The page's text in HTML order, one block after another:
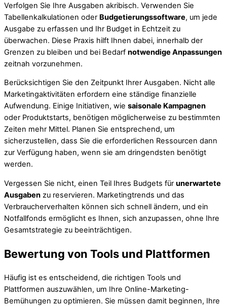
Verfolgen Sie Ihre Ausgaben akribisch. Verwenden Sie
Tabellenkalkulationen oder Budgetierungssoftware, um jede
Ausgabe zu erfassen und Ihr Budget in Echtzeit zu
überwachen. Diese Praxis hilft Ihnen dabei, innerhalb der
Grenzen zu bleiben und bei Bedarf notwendige Anpassungen
zeitnah vorzunehmen.
Berücksichtigen Sie den Zeitpunkt Ihrer Ausgaben. Nicht alle
Marketingaktivitäten erfordern eine ständige finanzielle
Aufwendung. Einige Initiativen, wie saisonale Kampagnen
oder Produktstarts, benötigen möglicherweise zu bestimmten
Zeiten mehr Mittel. Planen Sie entsprechend, um
sicherzustellen, dass Sie die erforderlichen Ressourcen dann
zur Verfügung haben, wenn sie am dringendsten benötigt
werden.
Vergessen Sie nicht, einen Teil Ihres Budgets für unerwartete
Ausgaben zu reservieren. Marketingtrends und das
Verbraucherverhalten können sich schnell ändern, und ein
Notfallfonds ermöglicht es Ihnen, sich anzupassen, ohne Ihre
Gesamtstrategie zu beeinträchtigen.
Bewertung von Tools und Plattformen
Häufig ist es entscheidend, die richtigen Tools und
Plattformen auszuwählen, um Ihre Online-Marketing-
Bemühungen zu optimieren. Sie müssen damit beginnen, Ihre